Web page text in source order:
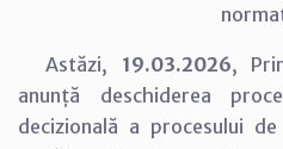
Astăzi, 19.03.2026,
anunță deschiderea
decizională a procesului